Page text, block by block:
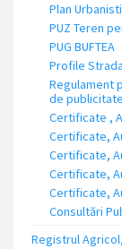
Plan
PUZ Teren
PUG BUFTEA
Profile
Regulament
de publicitate
Certificate ,
Certificate,
Certificate,
Certificate,
Certificate,
Consultări
Registrul